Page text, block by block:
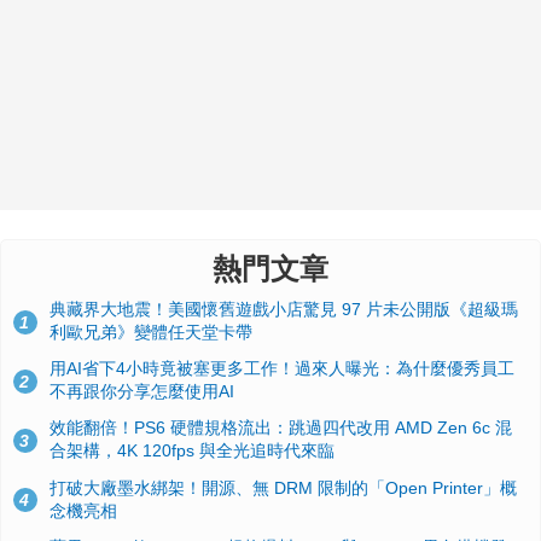
熱門文章
1
典藏界大地震！美國懷舊遊戲小店驚見 97 片未公開版《超級瑪
利歐兄弟》變體任天堂卡帶
2
用AI省下4小時竟被塞更多工作！過來人曝光：為什麼優秀員工
不再跟你分享怎麼使用AI
3
效能翻倍！PS6 硬體規格流出：跳過四代改用 AMD Zen 6c 混
合架構，4K 120fps 與全光追時代來臨
4
打破大廠墨水綁架！開源、無 DRM 限制的「Open Printer」概
念機亮相